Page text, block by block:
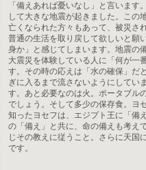
「備えあれば憂いなし」と言います
して大きな地震が起きました。この
亡くなられた方々もあって、被災さ
普通の生活を取り戻して欲しいと願
身か」と感じてしまいます。地震の
大震災を体験している人に「何が一
す。その時の応えは「水の確保」だ
ぎに入るまで流さないようにしてい
す。あと必要なのは火。ポータブル
でしょう。そして多少の保存食。ヨ
知ったヨセフは、エジプト王に「備
の「備え」と共に、命の備えも考え
じその教えに従うこと。さらに天国
です。